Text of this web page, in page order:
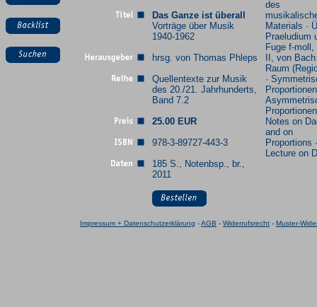
Das Ganze ist überall
Vorträge über Musik
1940-1962
hrsg. von Thomas Phleps
Quellentexte zur Musik
des 20./21. Jahrhunderts,
Band 7.2
25.00 EUR
978-3-89727-443-3
185 S., Notenbsp., br.,
2011
des
Materials ·
Praeludium
Fuge f-moll,
II, von Bach
Raum
·
Notes on
and on
Proportions ·
Lecture on
Impressum + Datenschutzerklärung -AGB - Widerrufsrecht - Muster-